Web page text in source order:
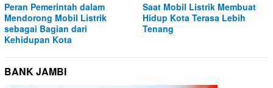
Peran Pemerintah dalam
Mendorong Mobil Listrik
sebagai Bagian dari
Kehidupan Kota
Saat Mobil Listrik Membuat
Hidup Kota Terasa Lebih
Tenang
BANK JAMBI